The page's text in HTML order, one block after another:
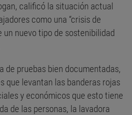
calificó la situación actual
como una “crisis de
un nuevo tipo de sostenibilidad
de pruebas bien documentadas,
que levantan las banderas rojas
y económicos que esto tiene
de las personas, la lavadora